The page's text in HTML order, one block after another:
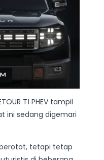
T1 PHEV tampil
ini sedang digemari
tetapi tetap